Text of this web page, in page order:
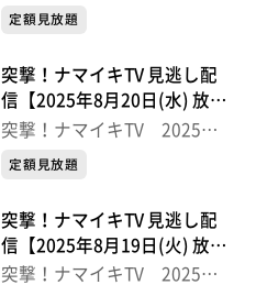
半
定額見放題
突撃！ナマイキTV 見逃し配
信【2025年8月20日(水) 放送
分】
突撃！ナマイキTV 2025後
半
定額見放題
突撃！ナマイキTV 見逃し配
信【2025年8月19日(火) 放送
分】
突撃！ナマイキTV 2025後